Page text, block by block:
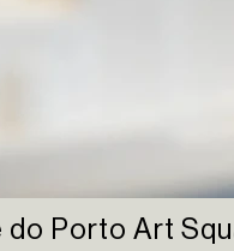
Porto Art